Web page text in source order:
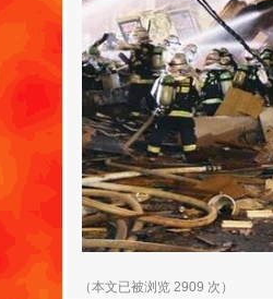
（本文已被浏览 2909 次）